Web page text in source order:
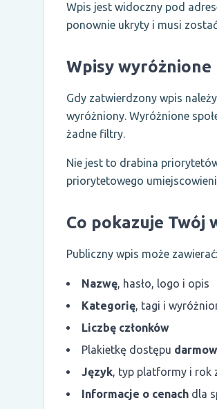
Wpis jest widoczny pod
ponownie ukryty i musi
Wpisy wyróżnione
Gdy zatwierdzony wpis
wyróżniony. Wyróżnione
żadne filtry.
Nie jest to drabina
priorytetowego
Co pokazuje Twój
Publiczny wpis może zawierać:
Nazwę, hasło, logo i opis
Kategorię, tagi i
Liczbę członków
Plakietkę dostępu
Język, typ platformy i rok
Informacje o cenach dla